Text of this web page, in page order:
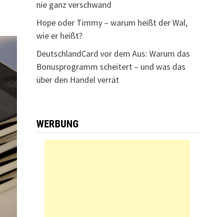
nie ganz verschwand
Hope oder Timmy – warum heißt der Wal,
wie er heißt?
DeutschlandCard vor dem Aus: Warum das
Bonusprogramm scheitert – und was das
über den Handel verrät
WERBUNG